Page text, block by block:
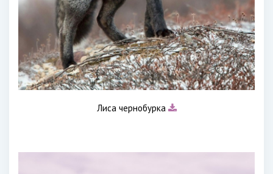
Лиса чернобурка